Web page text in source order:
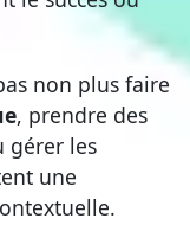
non plus faire
, prendre des
gérer les
une